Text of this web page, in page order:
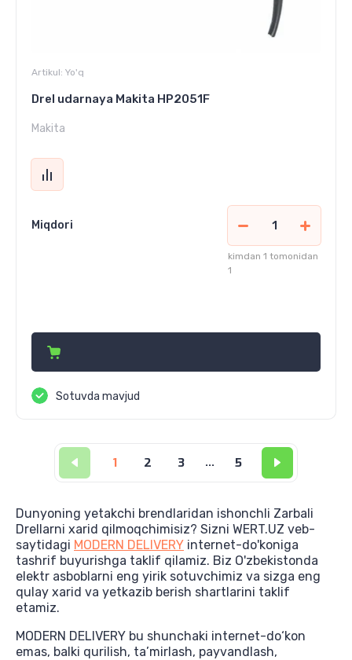
Artikul: Yo'q
Drel udarnaya Makita HP2051F
Makita
Miqdori
kimdan 1 tomonidan
1
Sotuvda mavjud
1 2 3 ... 5
Dunyoning yetakchi brendlaridan ishonchli Zarbali
Drellarni xarid qilmoqchimisiz? Sizni WERT.UZ veb-
saytidagi MODERN DELIVERY internet-do'koniga
tashrif buyurishga taklif qilamiz. Biz O'zbekistonda
elektr asboblarni eng yirik sotuvchimiz va sizga eng
qulay xarid va yetkazib berish shartlarini taklif
etamiz.
MODERN DELIVERY bu shunchaki internet-do‘kon
emas, balki qurilish, ta’mirlash, payvandlash,